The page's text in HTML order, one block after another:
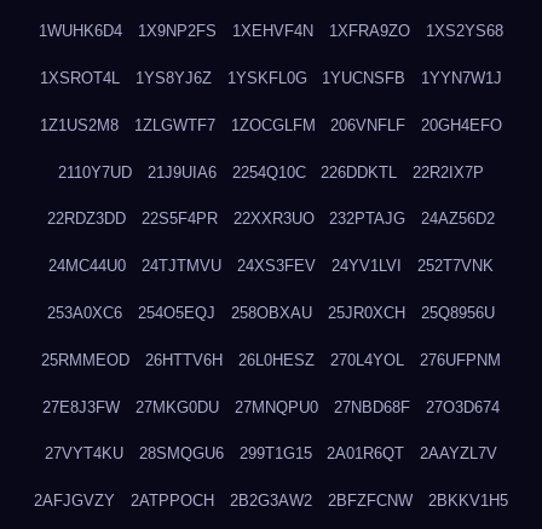
1WUHK6D4 1X9NP2FS 1XEHVF4N 1XFRA9ZO 1XS2YS68
1XSROT4L 1YS8YJ6Z 1YSKFL0G 1YUCNSFB 1YYN7W1J
1Z1US2M8 1ZLGWTF7 1ZOCGLFM 206VNFLF 20GH4EFO
2110Y7UD 21J9UIA6 2254Q10C 226DDKTL 22R2IX7P
22RDZ3DD 22S5F4PR 22XXR3UO 232PTAJG 24AZ56D2
24MC44U0 24TJTMVU 24XS3FEV 24YV1LVI 252T7VNK
253A0XC6 254O5EQJ 258OBXAU 25JR0XCH 25Q8956U
25RMMEOD 26HTTV6H 26L0HESZ 270L4YOL 276UFPNM
27E8J3FW 27MKG0DU 27MNQPU0 27NBD68F 27O3D674
27VYT4KU 28SMQGU6 299T1G15 2A01R6QT 2AAYZL7V
2AFJGVZY 2ATPPOCH 2B2G3AW2 2BFZFCNW 2BKKV1H5